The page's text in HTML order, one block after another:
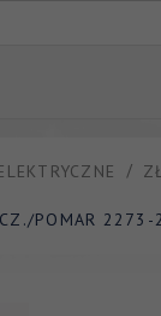
POMAR 2273-